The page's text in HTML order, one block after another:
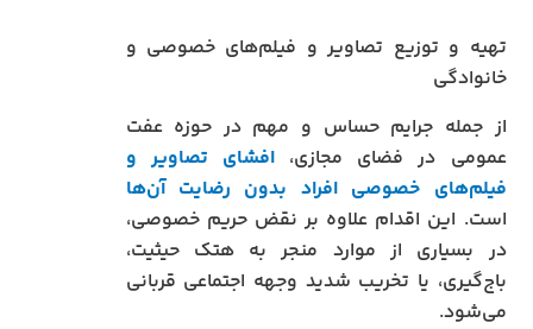
تهیه و توزیع تصاویر و فیلم‌های خصوصی و
خانوادگی
از جمله جرایم حساس و مهم در حوزه عفت
عمومی در فضای مجازی، افشای تصاویر و
فیلم‌های خصوصی افراد بدون رضایت آن‌ها
است. این اقدام علاوه بر نقض حریم خصوصی،
در بسیاری از موارد منجر به هتک حیثیت،
باج‌گیری، یا تخریب شدید وجهه اجتماعی قربانی
می‌شود.